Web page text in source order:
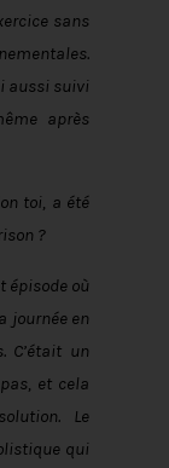
sans
aussi suivi
après
toi, a été
?
épisode où
journée en
C’était un
et cela
Le
qui